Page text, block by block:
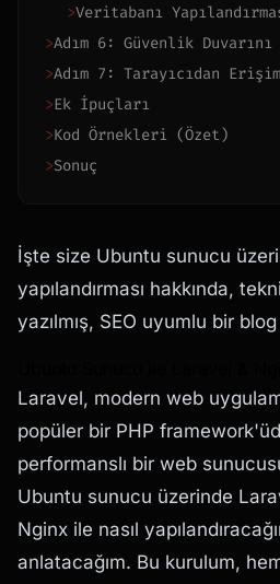
>Veritabanı
>Adım 6: Güvenlik Duvarını
>Adım 7: Tarayıcıdan
>Ek İpuçları
>Kod Örnekleri (Özet)
>Sonuç
İşte size Ubuntu sunucu
yapılandırması hakkında,
yazılmış, SEO uyumlu bir
Laravel, modern web
popüler bir PHP
performanslı bir web
Ubuntu sunucu üzerinde
Nginx ile nasıl
anlatacağım. Bu kurulum,